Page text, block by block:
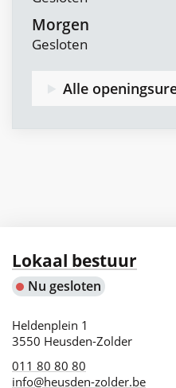
Morgen
Gesloten
Alle
Contact
Lokaal bestuur
Nu gesloten
Adres
Heldenplein 1
,3550 Heusden-Zolder
011 80 80 80
info@heusden-zolder.be